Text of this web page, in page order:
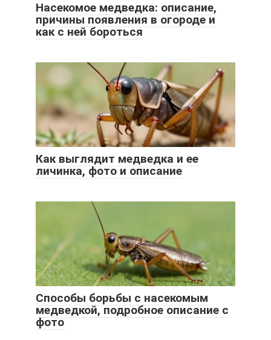
Насекомое медведка: описание,
причины появления в огороде и
как с ней бороться
Как выглядит медведка и ее
личинка, фото и описание
Способы борьбы с насекомым
медведкой, подробное описание с
фото